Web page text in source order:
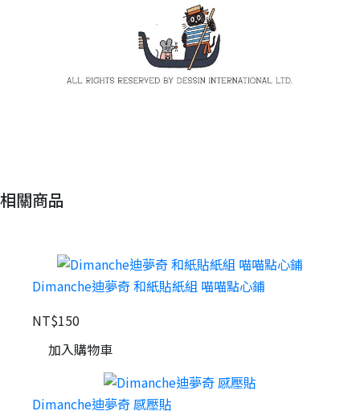
相關商品
Dimanche迪夢奇 和紙貼紙組 喵喵點心鋪
NT$150
加入購物車
Dimanche迪夢奇 感壓貼